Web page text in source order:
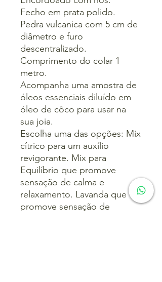
Fecho em prata polido.
Pedra vulcanica com 5 cm de
diâmetro e furo
descentralizado.
Comprimento do colar 1
metro.
Acompanha uma amostra de
óleos essenciais diluído em
óleo de côco para usar na
sua joia.
Escolha uma das opções: Mix
cítrico para um auxílio
revigorante. Mix para
Equilíbrio que promove
sensação de calma e
relaxamento. Lavanda que
promove sensação de